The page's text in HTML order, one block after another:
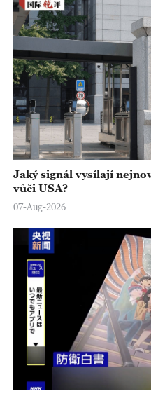
Jaký signál vysílají
vůči USA?
07-Aug-2026